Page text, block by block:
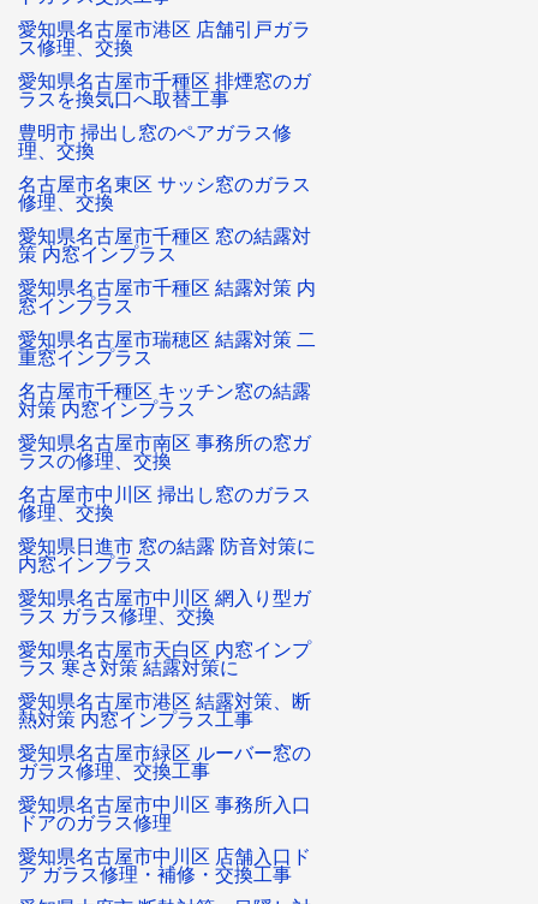
愛知県名古屋市港区 店舗引戸ガラ
ス修理、交換
愛知県名古屋市千種区 排煙窓のガ
ラスを換気口へ取替工事
豊明市 掃出し窓のペアガラス修
理、交換
名古屋市名東区 サッシ窓のガラス
修理、交換
愛知県名古屋市千種区 窓の結露対
策 内窓インプラス
愛知県名古屋市千種区 結露対策 内
窓インプラス
愛知県名古屋市瑞穂区 結露対策 二
重窓インプラス
名古屋市千種区 キッチン窓の結露
対策 内窓インプラス
愛知県名古屋市南区 事務所の窓ガ
ラスの修理、交換
名古屋市中川区 掃出し窓のガラス
修理、交換
愛知県日進市 窓の結露 防音対策に
内窓インプラス
愛知県名古屋市中川区 網入り型ガ
ラス ガラス修理、交換
愛知県名古屋市天白区 内窓インプ
ラス 寒さ対策 結露対策に
愛知県名古屋市港区 結露対策、断
熱対策 内窓インプラス工事
愛知県名古屋市緑区 ルーバー窓の
ガラス修理、交換工事
愛知県名古屋市中川区 事務所入口
ドアのガラス修理
愛知県名古屋市中川区 店舗入口ド
ア ガラス修理・補修・交換工事